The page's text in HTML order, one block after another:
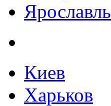
Ярославль
Киев
Харьков